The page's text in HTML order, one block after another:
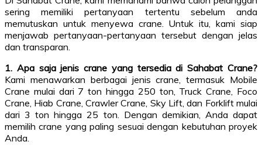
sering memiliki pertanyaan tertentu sebelum anda
memutuskan untuk menyewa crane. Untuk itu, kami siap
menjawab pertanyaan-pertanyaan tersebut dengan jelas
dan transparan.
1. Apa saja jenis crane yang tersedia di Sahabat Crane?
Kami menawarkan berbagai jenis crane, termasuk Mobile
Crane mulai dari 7 ton hingga 250 ton, Truck Crane, Foco
Crane, Hiab Crane, Crawler Crane, Sky Lift, dan Forklift mulai
dari 3 ton hingga 25 ton. Dengan demikian, Anda dapat
memilih crane yang paling sesuai dengan kebutuhan proyek
Anda.